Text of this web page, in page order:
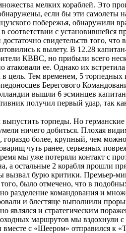
мелких кораблей. Это
если бы эти самолеты
побережья, обнаружили
с установившейся
свидетельств того,
к вылету. В 12.28
КВВС, но прибыли всего
ее. Однако их
Тем временем, 5 торпедных
Берегового
вышли 6 эсминцев
получил первый удар, так
торпеды. Но
ничего добиться. Плохая
более, крупный, чем
чуть ранее, серьезных
мы уже потеряли контакт с
а остальные 2 корабля прошли
бурю критики. Премьер-
было отмечено, что в
командования и
и блестяще выполнили
являлся и стратегическим
маршрутов мы вздохнули с
с «Шеером» отправился к